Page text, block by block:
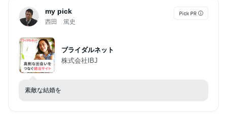
my pick
西田 篤史
ブライダルネット
株式会社IBJ
素敵な結婚を